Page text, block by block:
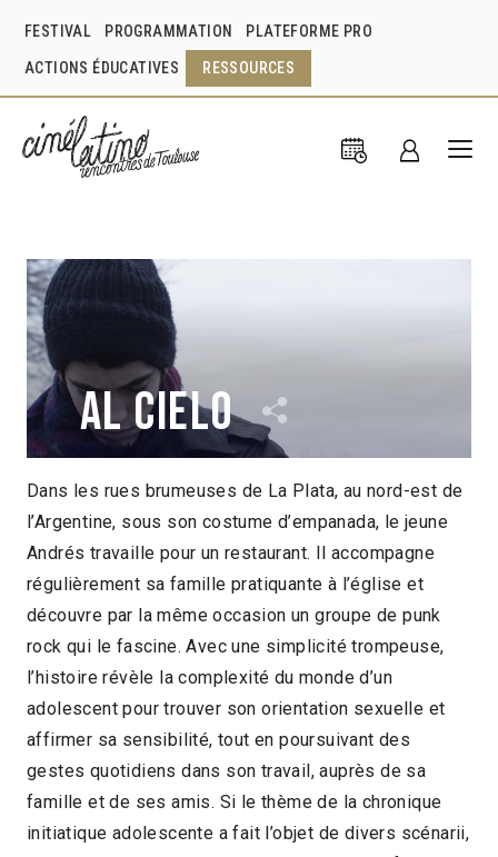
FESTIVAL PROGRAMMATION PLATEFORME PRO
ACTIONS ÉDUCATIVES RESSOURCES
Al cielo
Diego Prado Argentine 2011
1h24
2012 > Compétition Long-métrage de fiction
Dans les rues brumeuses de La Plata, au nord-est de
l’Argentine, sous son costume d’empanada, le jeune
Andrés travaille pour un restaurant. Il accompagne
régulièrement sa famille pratiquante à l’église et
découvre par la même occasion un groupe de punk
rock qui le fascine. Avec une simplicité trompeuse,
l’histoire révèle la complexité du monde d’un
adolescent pour trouver son orientation sexuelle et
affirmer sa sensibilité, tout en poursuivant des
gestes quotidiens dans son travail, auprès de sa
famille et de ses amis. Si le thème de la chronique
initiatique adolescente a fait l’objet de divers scénarii,